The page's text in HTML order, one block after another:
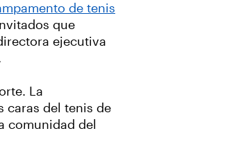
de tenis
que
ejecutiva
La
caras del tenis de
comunidad del